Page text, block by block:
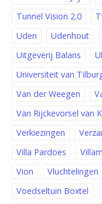
Tunnel Vision 2.0
Uden
Udenhout
Uitgeverij Balans
Universiteit van
Van der Weegen
Van Rijckevorsel van
Verkiezingen
Villa Pardoes
Vion
Vluchtelingen
Voedseltuin Boxtel